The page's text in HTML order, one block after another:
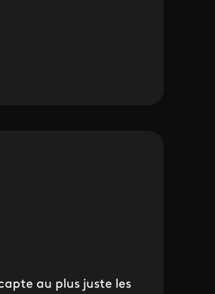
au plus juste les